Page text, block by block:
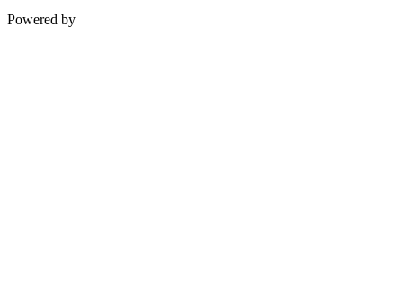
Powered by